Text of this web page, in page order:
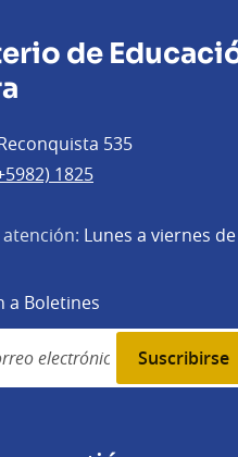
de
535
1825
Lunes a viernes
a Boletines